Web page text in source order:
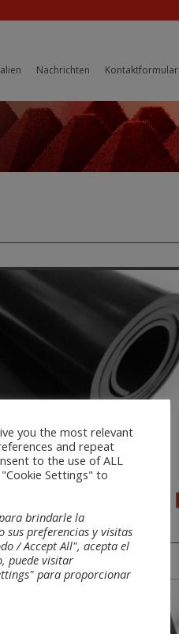
Nachrichten Kontaktformular
/ Staubdicht
you the most relevant
and repeat
to the use of ALL
Settings" to
brindarle la
sus preferencias y visitas
/ Accept All", acepta el
puede visitar
para proporcionar